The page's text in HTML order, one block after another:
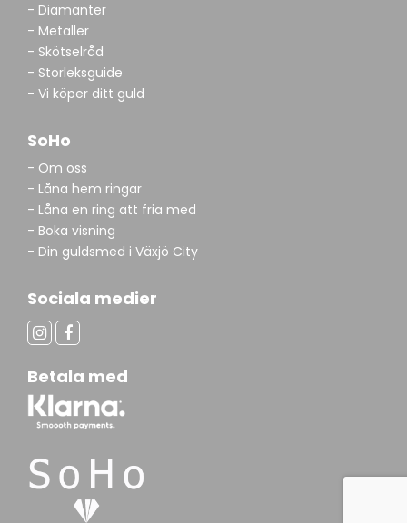
- Diamanter
- Metaller
- Skötselråd
- Storleksguide
- Vi köper ditt guld
SoHo
- Om oss
- Låna hem ringar
- Låna en ring att fria med
- Boka visning
- Din guldsmed i Växjö City
Sociala medier
Betala med